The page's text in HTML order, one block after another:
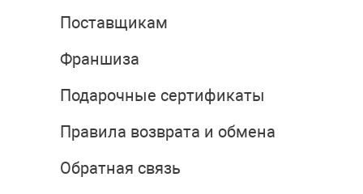
Поставщикам
Франшиза
Подарочные сертификаты
Правила возврата и обмена
Обратная связь